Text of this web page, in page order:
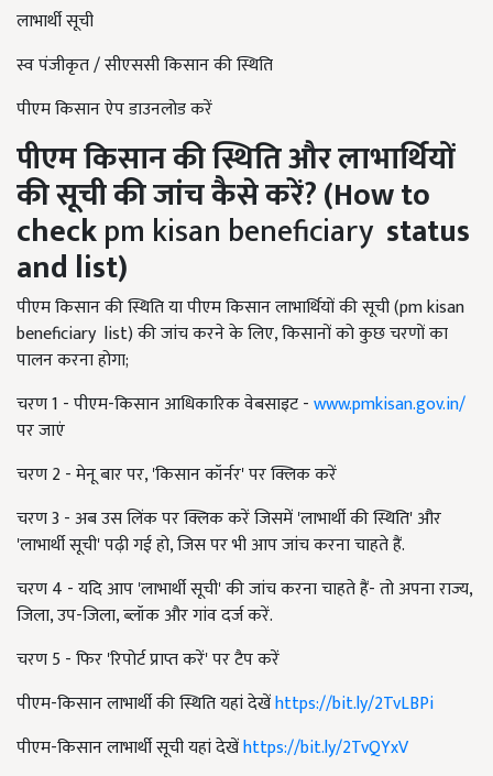
लाभार्थी सूची
स्व पंजीकृत / सीएससी किसान की स्थिति
पीएम किसान ऐप डाउनलोड करें
पीएमकिसानकीस्थितिऔरलाभार्थियों
कीसूचीकीजांचकैसेकरें?(How to
checkpm kisan beneficiary status
and list)
पीएम किसान की स्थिति या पीएम किसान लाभार्थियों की सूची (pm kisan
beneficiary list) की जांच करने के लिए, किसानों को कुछ चरणों का
पालन करना होगा;
चरण 1 - पीएम-किसान आधिकारिक वेबसाइट -www.pmkisan.gov.in/
पर जाएं
चरण 2 - मेनू बार पर, 'किसान कॉर्नर' पर क्लिक करें
चरण 3 - अब उस लिंक पर क्लिक करें जिसमें 'लाभार्थी की स्थिति' और
'लाभार्थी सूची' पढ़ी गई हो, जिस पर भी आप जांच करना चाहते हैं.
चरण 4 - यदि आप 'लाभार्थी सूची' की जांच करना चाहते हैं- तो अपना राज्य,
जिला, उप-जिला, ब्लॉक और गांव दर्ज करें.
चरण 5 - फिर 'रिपोर्ट प्राप्त करें' पर टैप करें
पीएम-किसान लाभार्थी की स्थिति यहां देखेंhttps://bit.ly/2TvLBPi
पीएम-किसान लाभार्थी सूची यहां देखेंhttps://bit.ly/2TvQYxV